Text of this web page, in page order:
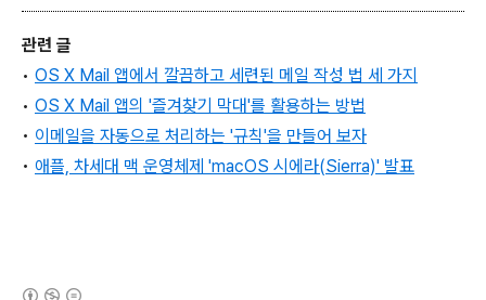
관련 글
• OS X Mail 앱에서 깔끔하고 세련된 메일 작성 법 세 가지
• OS X Mail 앱의 '즐겨찾기 막대'를 활용하는 방법
• 이메일을 자동으로 처리하는 '규칙'을 만들어 보자
• 애플, 차세대 맥 운영체제 'macOS 시에라(Sierra)' 발표